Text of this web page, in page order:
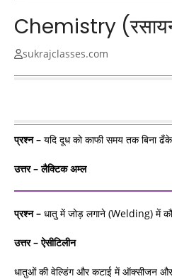
Chemistry
sukrajclasses.com
प्रश्न – यदि दूध को काफी समय तक बिना
उत्तर – लैक्टिक अम्‍ल
प्रश्न – धातु में जोड़ लगाने (Welding) में
उत्तर – ऐसीटिलीन
धातुओं की वेल्डिंग और कटाई में ऑक्सीजन और